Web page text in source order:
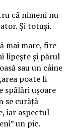
că nimeni nu
Și totuși.
mai mare, fire
lipește și părul
sau un câine
poate fi
spălări ușoare
se curăță
iar aspectul
un pic.